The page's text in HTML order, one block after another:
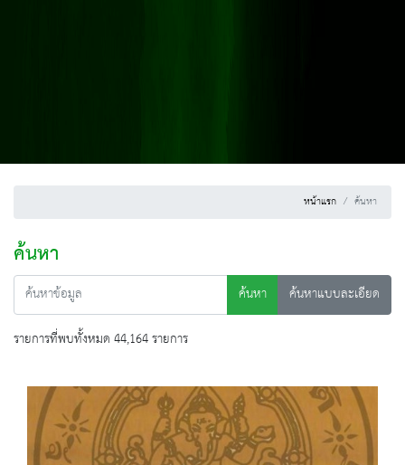
หน้าแรก ค้นหา
ค้นหา
ค้นหา
ค้นหาแบบละเอียด
รายการที่พบทั้งหมด 44,164 รายการ